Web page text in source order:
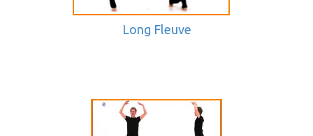
Long Fleuve